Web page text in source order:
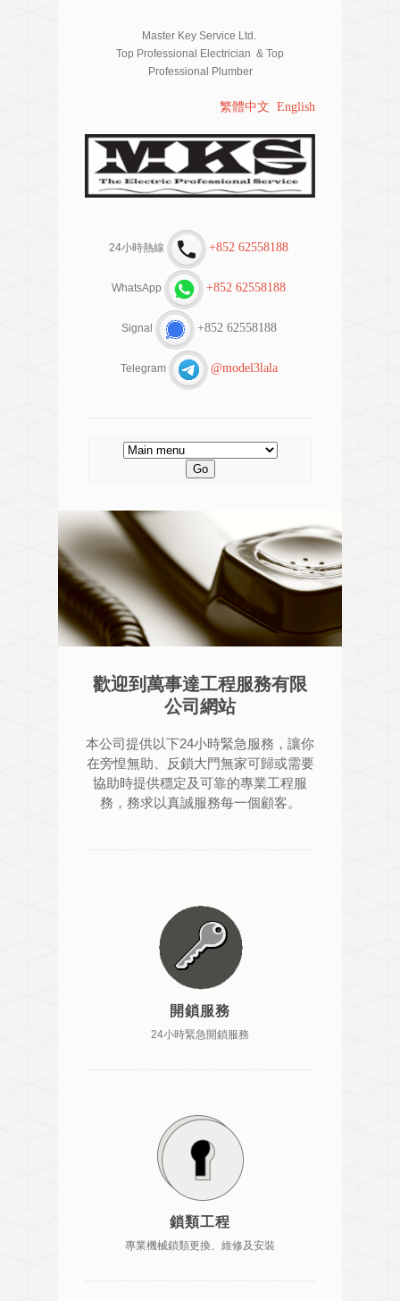
Master Key Service Ltd.
Top Professional Electrician & Top
Professional Plumber
繁體中文 English
24小時熱線 +852 62558188
WhatsApp +852 62558188
Signal +852 62558188
Telegram @model3lala
歡迎到萬事達工程服務有限
公司網站
本公司提供以下24小時緊急服務，讓你
在旁惶無助、反鎖大門無家可歸或需要
協助時提供穩定及可靠的專業工程服
務，務求以真誠服務每一個顧客。
開鎖服務
24小時緊急開鎖服務
鎖類工程
專業機械鎖類更換、維修及安裝